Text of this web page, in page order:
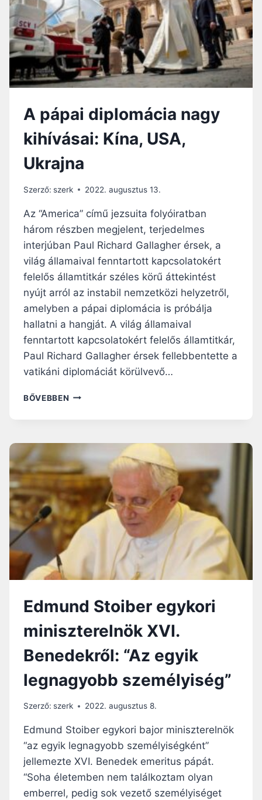
K
V
I
L
Á
G
H
B
R
”
L
E
F
E
R
N
C
P
Á
A
„
I
G
T
,
G
A
Z
S
O
S
G
T
,
S
Z
O
I
A
R
I
A pápai diplomácia nagy
kihívásai: Kína, USA,
Ukrajna
Szerző: szerk 2022. augusztus 13.
Az “America” című jezsuita folyóiratban
három részben megjelent, terjedelmes
interjúban Paul Richard Gallagher érsek, a
világ államaival fenntartott kapcsolatokért
felelős államtitkár széles körű áttekintést
nyújt arról az instabil nemzetközi helyzetről,
amelyben a pápai diplomácia is próbálja
hallatni a hangját. A világ államaival
fenntartott kapcsolatokért felelős államtitkár,
Paul Richard Gallagher érsek fellebbentette a
vatikáni diplomáciát körülvevő…
BŐVEBBEN A
A
D
I
L
O
M
Á
A
A
Y
I
H
Í
V
Á
A
:
K
Í
Edmund Stoiber egykori
miniszterelnök XVI.
Benedekről: “Az egyik
legnagyobb személyiség”
Szerző: szerk 2022. augusztus 8.
Edmund Stoiber egykori bajor miniszterelnök
“az egyik legnagyobb személyiségként”
jellemezte XVI. Benedek emeritus pápát.
“Soha életemben nem találkoztam olyan
emberrel, pedig sok vezető személyiséget